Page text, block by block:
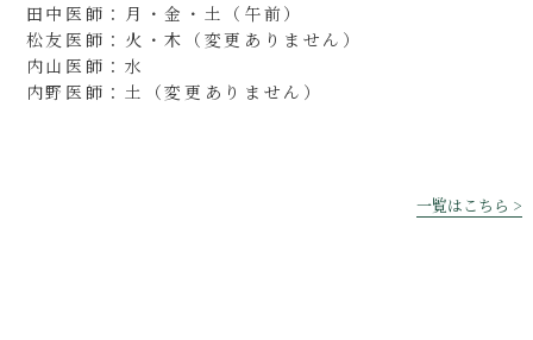
田中医師：月・金・土（午前）
松友医師：火・木（変更ありません）
内山医師：水
内野医師：土（変更ありません）
一覧はこちら >